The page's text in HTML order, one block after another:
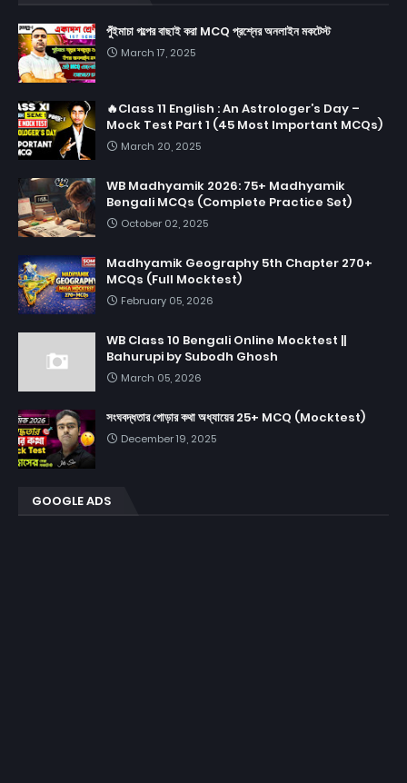
পুঁইমাচা গল্পের বাছাই করা MCQ প্রশ্নের অনলাইন মকটেস্ট
March 17, 2025
🔥Class 11 English : An Astrologer’s Day –
Mock Test Part 1 (45 Most Important MCQs)
March 20, 2025
WB Madhyamik 2026: 75+ Madhyamik
Bengali MCQs (Complete Practice Set)
October 02, 2025
Madhyamik Geography 5th Chapter 270+
MCQs (Full Mocktest)
February 05, 2026
WB Class 10 Bengali Online Mocktest ||
Bahurupi by Subodh Ghosh
March 05, 2026
সংঘবদ্ধতার গোড়ার কথা অধ্যায়ের 25+ MCQ (Mocktest)
December 19, 2025
GOOGLE ADS